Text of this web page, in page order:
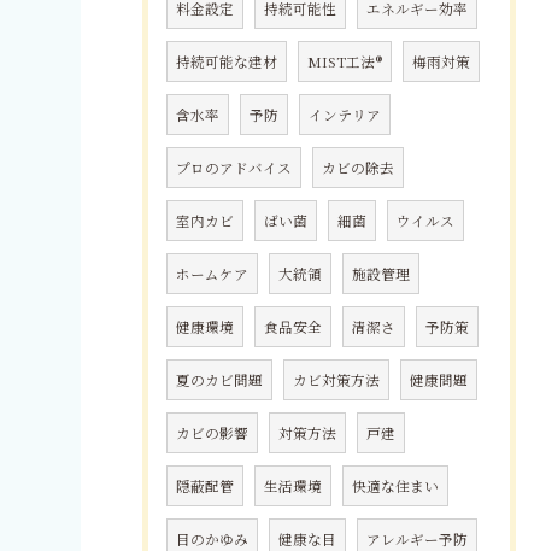
料金設定 持続可能性 エネルギー効率
持続可能な建材 MIST工法® 梅雨対策
含水率 予防 インテリア
プロのアドバイス カビの除去
室内カビ ばい菌 細菌 ウイルス
ホームケア 大統領 施設管理
健康環境 食品安全 清潔さ 予防策
夏のカビ問題 カビ対策方法 健康問題
カビの影響 対策方法 戸建
隠蔽配管 生活環境 快適な住まい
目のかゆみ 健康な目 アレルギー予防